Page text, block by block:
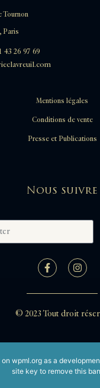
Tournon
Paris
43 26 97 69
Mentions légales
Conditions de vente
Presse et Publications
Nous suivre
© 2023 Tout droit
wpml.org as a
site key to remove this